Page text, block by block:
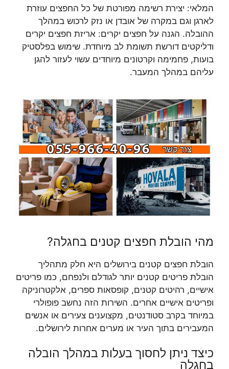
המלאי: יצירת רשימה מפורטת של כל החפצים עוזרת
לארגן וגם במקרה של אובדן או נזק לרכוש במהלך
ההובלה. הגנה על חפצים יקרים: אריזת חפצים יקרים
ודליקטים דורשת תשומת לב מיוחדת. שימוש בפלסטיק
בועות, פחמימה וקרטונים מיוחדים עשוי לעזור להגן
עליהם במהלך המעבר.
מהי הובלת חפצים קטנים בחגלה?
הובלת חפצים קטנים בירושלים היא חלק מתהליך
הובלת פריטים קטנים יותר לגודלם ולנפחם, כמו פריטים
אישיים, רהיטים קטנים, קופסאות ספרים, אלקטרוניקה
ופריטים אישיים אחרים. השירות הזה נחשב פופולרי
במיוחד בקרב סטודנטים, מקצוענים צעירים או אנשים
המעבירים בתוך העיר או מערים אחרות לירושלים.
כיצד ניתן לחסוך בעלות במהלך הובלה
בחגלה